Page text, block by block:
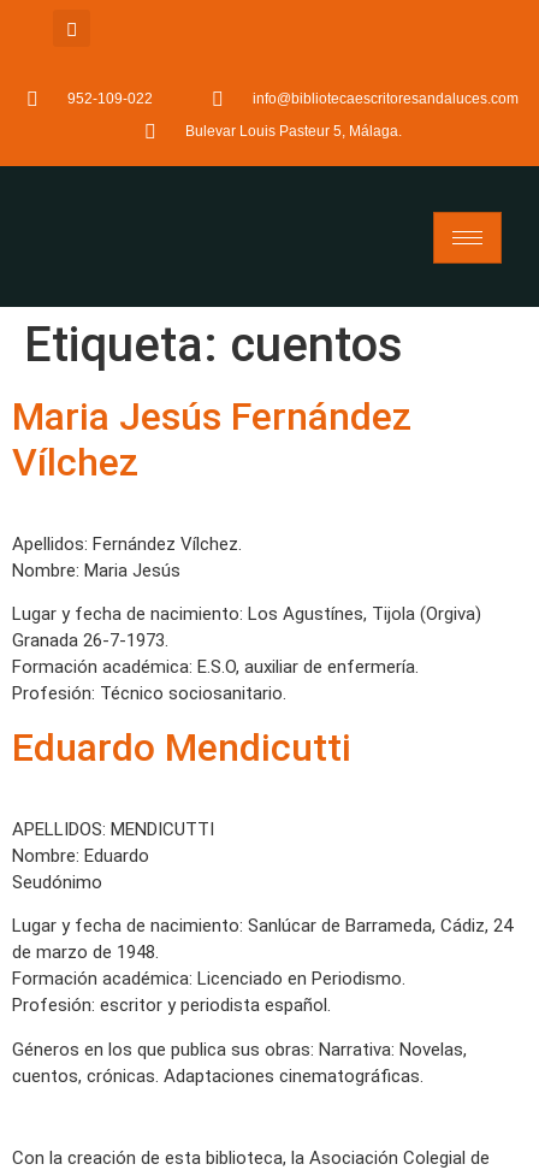
952-109-022
info@bibliotecaescritoresandaluces.com
Bulevar Louis Pasteur 5, Málaga.
Etiqueta: cuentos
Maria Jesús Fernández
Vílchez
Apellidos: Fernández Vílchez.
Nombre: Maria Jesús
Lugar y fecha de nacimiento: Los Agustínes, Tijola (Orgiva)
Granada 26-7-1973.
Formación académica: E.S.O, auxiliar de enfermería.
Profesión: Técnico sociosanitario.
Eduardo Mendicutti
APELLIDOS: MENDICUTTI
Nombre: Eduardo
Seudónimo
Lugar y fecha de nacimiento: Sanlúcar de Barrameda, Cádiz, 24
de marzo de 1948.
Formación académica: Licenciado en Periodismo.
Profesión: escritor y periodista español.
Géneros en los que publica sus obras: Narrativa: Novelas,
cuentos, crónicas. Adaptaciones cinematográficas.
Con la creación de esta biblioteca, la Asociación Colegial de